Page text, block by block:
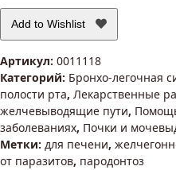
гр.
Add to Wishlist
Артикул: 0011118
Категорий: Бронхо-легочная
полости рта, Лекарственные
желчевыводящие пути,
заболеваниях, Почки и
Метки: для печени,
от паразитов, пародонтоз